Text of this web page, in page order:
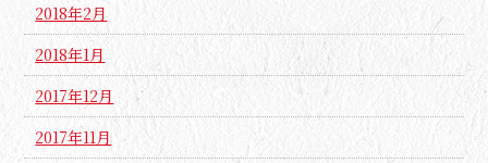
2018年2月
2018年1月
2017年12月
2017年11月